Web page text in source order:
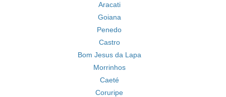
Aracati
Goiana
Penedo
Castro
Bom Jesus da Lapa
Morrinhos
Caeté
Coruripe